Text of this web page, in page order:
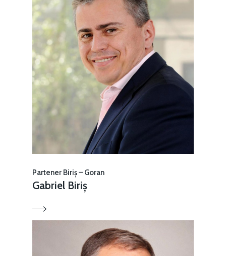
Partener Biriș – Goran
Gabriel Biriș